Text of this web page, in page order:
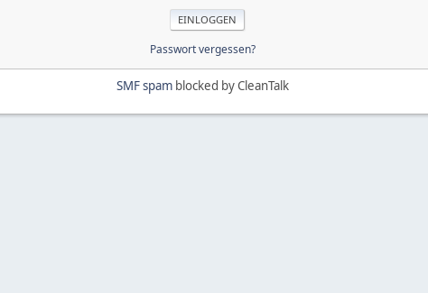
Passwort vergessen?
SMF spamblocked by CleanTalk